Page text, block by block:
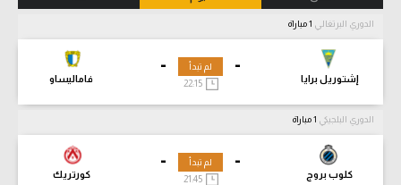
الدوري البرتغالي
-
إشتوريل برايا
-
فاماليساو
لم تبدأ
22:15
الدوري البلجيكي
-
كلوب بروج
-
كورتريك
لم تبدأ
21:45